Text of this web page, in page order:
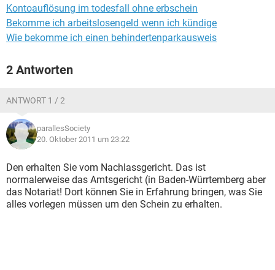
Kontoauflösung im todesfall ohne erbschein
Bekomme ich arbeitslosengeld wenn ich kündige
Wie bekomme ich einen behindertenparkausweis
2 Antworten
ANTWORT 1 / 2
parallesSociety
20. Oktober 2011 um 23:22
Den erhalten Sie vom Nachlassgericht. Das ist
normalerweise das Amtsgericht (in Baden-Würrtemberg aber
das Notariat! Dort können Sie in Erfahrung bringen, was Sie
alles vorlegen müssen um den Schein zu erhalten.